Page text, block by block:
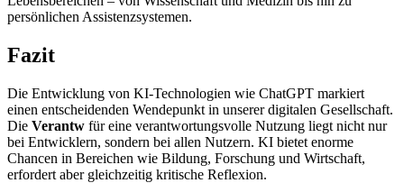
persönlichen Assistenzsystemen.
Fazit
Die Entwicklung von KI-Technologien wie ChatGPT markiert
einen entscheidenden Wendepunkt in unserer digitalen Gesellschaft.
Die Verantw für eine verantwortungsvolle Nutzung liegt nicht nur
bei Entwicklern, sondern bei allen Nutzern. KI bietet enorme
Chancen in Bereichen wie Bildung, Forschung und Wirtschaft,
erfordert aber gleichzeitig kritische Reflexion.